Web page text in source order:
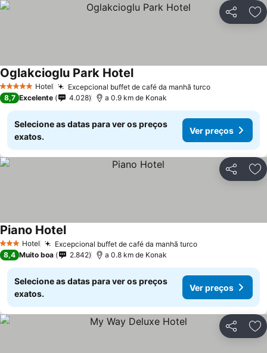
Partilhar
5 Estrelas Hotel Excepcional buffet de café da manhã turco
Oglakcioglu Park Hotel
8,7 Excelente 4.028 a 0.9 km de Konak
Selecione as datas para ver os preços
exatos.
Ver preços
Partilhar
3 EstrelasHotel Excepcional buffet de café da manhã turco
Piano Hotel
8,4 Muito boa 2.842 a 0.8 km de Konak
Selecione as datas para ver os preços
exatos.
Ver preços
Partilhar